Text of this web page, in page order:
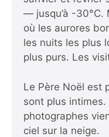
— jusqu’à -30°C.
où les aurores
les nuits les plus
plus purs. Les
Le Père Noël est
sont plus intimes.
photographes
ciel sur la neige.